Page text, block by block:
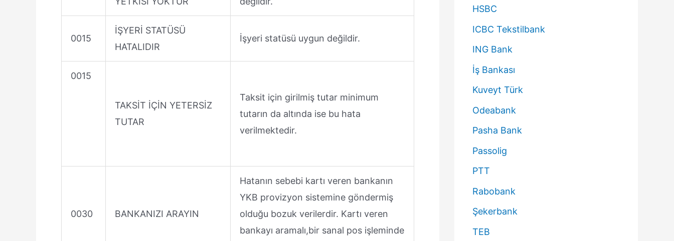
0015
İŞYERİ STATÜSÜ
HATALIDIR
İşyeri statüsü uygun değildir.
0015
TAKSİT İÇİN YETERSİZ
TUTAR
Taksit için girilmiş tutar minimum
tutarın da altında ise bu hata
verilmektedir.
0030 BANKANIZI ARAYIN
Hatanın sebebi kartı veren bankanın
YKB provizyon sistemine göndermiş
olduğu bozuk verilerdir. Kartı veren
bankayı aramalı,bir sanal pos işleminde
HSBC
ICBC Tekstilbank
ING Bank
İş Bankası
Kuveyt Türk
Odeabank
Pasha Bank
Passolig
PTT
Rabobank
Şekerbank
TEB